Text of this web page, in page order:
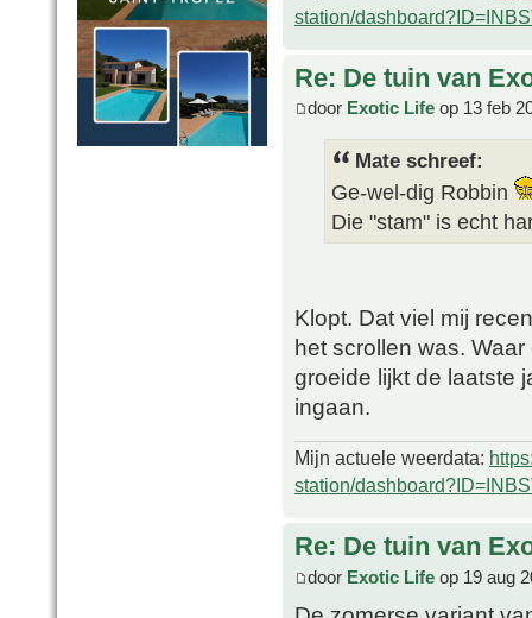
station/
Re: De tuin van
door Exotic Life op 13 feb
Mate schreef:
Ge-wel-dig Robbin
Die "stam" is echt
Klopt. Dat viel mij
het scrollen was.
groeide lijkt de laatste
ingaan.
Mijn actuele weerdata:
station/
Re: De tuin van
door Exotic Life op 19 aug